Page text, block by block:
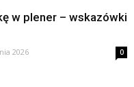
w plener – wskazówki
2026 0